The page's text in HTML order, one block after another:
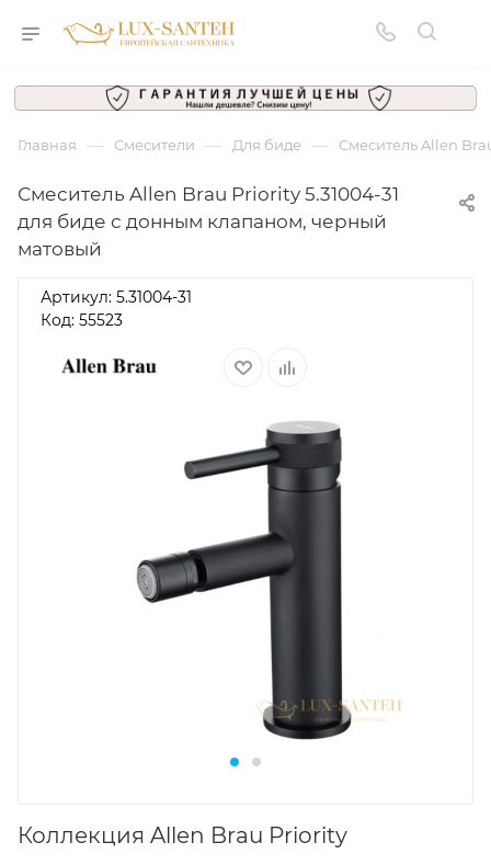
Главная — Смесители — Для биде — Смеситель Allen
Смеситель Allen Brau Priority 5.31004-31
для биде с донным клапаном, черный
матовый
Артикул: 5.31004-31
Код: 55523
Коллекция Allen Brau Priority